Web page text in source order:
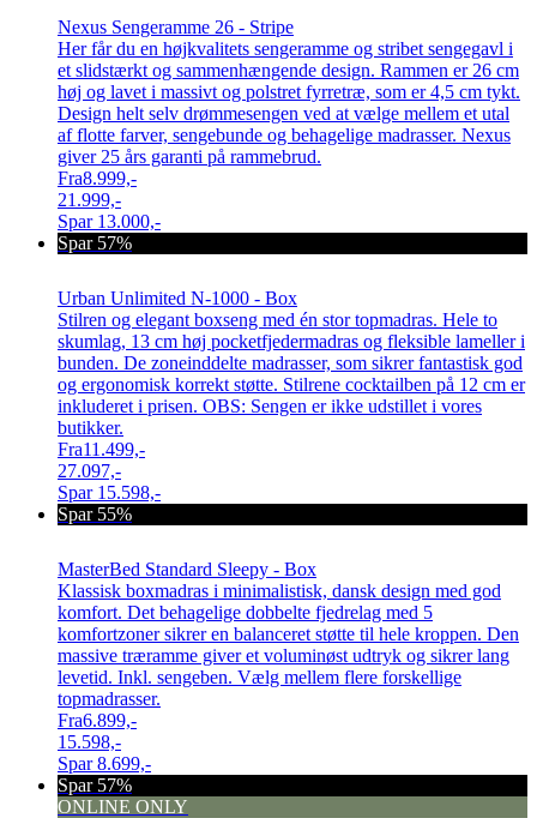
Nexus Sengeramme 26 - Stripe
Her får du en højkvalitets sengeramme og stribet sengegavl i
et slidstærkt og sammenhængende design. Rammen er 26 cm
høj og lavet i massivt og polstret fyrretræ, som er 4,5 cm tykt.
Design helt selv drømmesengen ved at vælge mellem et utal
af flotte farver, sengebunde og behagelige madrasser. Nexus
giver 25 års garanti på rammebrud.
Fra8.999,-
21.999,-
Spar 13.000,-
Spar 57%
Urban Unlimited N-1000 - Box
Stilren og elegant boxseng med én stor topmadras. Hele to
skumlag, 13 cm høj pocketfjedermadras og fleksible lameller i
bunden. De zoneinddelte madrasser, som sikrer fantastisk god
og ergonomisk korrekt støtte. Stilrene cocktailben på 12 cm er
inkluderet i prisen. OBS: Sengen er ikke udstillet i vores
butikker.
Fra11.499,-
27.097,-
Spar 15.598,-
Spar 55%
MasterBed Standard Sleepy - Box
Klassisk boxmadras i minimalistisk, dansk design med god
komfort. Det behagelige dobbelte fjedrelag med 5
komfortzoner sikrer en balanceret støtte til hele kroppen. Den
massive træramme giver et voluminøst udtryk og sikrer lang
levetid. Inkl. sengeben. Vælg mellem flere forskellige
topmadrasser.
Fra6.899,-
15.598,-
Spar8.699,-
Spar 57%
ONLINE ONLY